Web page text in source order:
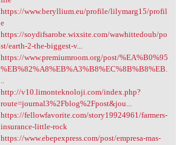
https://www.beryllium.eu/profile/lilymarg15/profil
e
https://soydifsarobe.wixsite.com/wawhittedoub/po
st/earth-2-the-biggest-v...
https://www.premiumroom.org/post/%EA%B0%95
%EB%82%A8%EB%A3%B8%EC%8B%B8%EB.
http://v10.limonteknoloji.com/index.php?
route=journal3%2Fblog%2Fpost&jou...
https://fellowfavorite.com/story19924961/farmers-
insurance-little-rock
https://www.ebepexpress.com/post/empresa-mas-